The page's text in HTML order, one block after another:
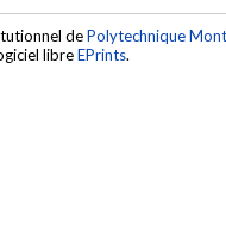
dePolytechnique
libreEPrints.